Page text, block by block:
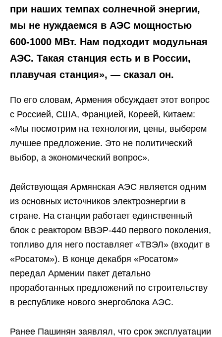
при наших темпах солнечной энергии,
мы не нуждаемся в АЭС мощностью
600-1000 МВт. Нам подходит модульная
АЭС. Такая станция есть и в России,
плавучая станция», — сказал он.
По его словам, Армения обсуждает этот вопрос
с Россией, США, Францией, Кореей, Китаем:
«Мы посмотрим на технологии, цены, выберем
лучшее предложение. Это не политический
выбор, а экономический вопрос».
Действующая Армянская АЭС является одним
из основных источников электроэнергии в
стране. На станции работает единственный
блок с реактором ВВЭР-440 первого поколения,
топливо для него поставляет «ТВЭЛ» (входит в
«Росатом»). В конце декабря «Росатом»
передал Армении пакет детально
проработанных предложений по строительству
в республике нового энергоблока АЭС.
Ранее Пашинян заявлял, что срок эксплуатации